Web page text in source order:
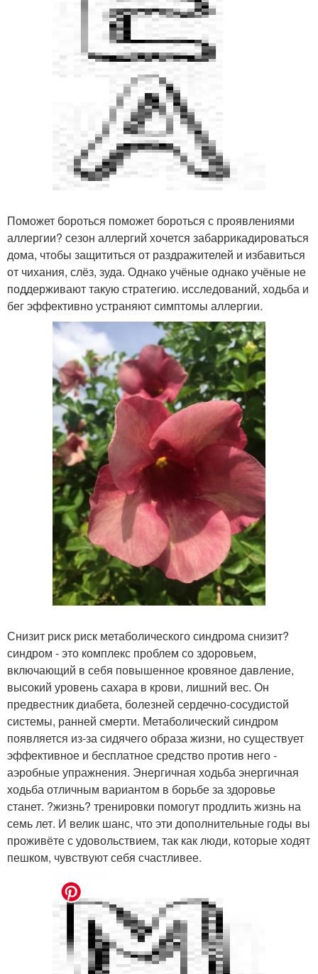
Поможет бороться поможет бороться с проявлениями
аллергии? сезон аллергий хочется забаррикадироваться
дома, чтобы защититься от раздражителей и избавиться
от чихания, слёз, зуда. Однако учёные однако учёные не
поддерживают такую стратегию. исследований, ходьба и
бег эффективно устраняют симптомы аллергии.
Снизит риск риск метаболического синдрома снизит?
синдром - это комплекс проблем со здоровьем,
включающий в себя повышенное кровяное давление,
высокий уровень сахара в крови, лишний вес. Он
предвестник диабета, болезней сердечно-сосудистой
системы, ранней смерти. Метаболический синдром
появляется из-за сидячего образа жизни, но существует
эффективное и бесплатное средство против него -
аэробные упражнения. Энергичная ходьба энергичная
ходьба отличным вариантом в борьбе за здоровье
станет. ?жизнь? тренировки помогут продлить жизнь на
семь лет. И велик шанс, что эти дополнительные годы вы
проживёте с удовольствием, так как люди, которые ходят
пешком, чувствуют себя счастливее.